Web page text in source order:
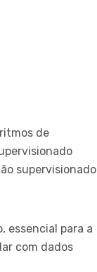
de
supervisionado
essencial para a
com dados